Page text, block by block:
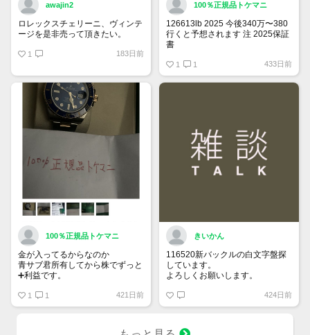
awajin2
ロレックスチェリーニ、ヴィンテ
ージを是非売って頂きたい。
1 183日前
100％正規品トケマニ
126613lb 2025 今後340万〜380
行くと予想されます 注 2025保証
書
2025/ @Watch_Monster_より
1 1 433日前
100％正規品トケマニ
金が入ってるからなのか
青サブ君所有してから株でずっと
➕利益です。
銘柄番号7932 ニッピ
1 1 421日前
きいかん
116520新バックルの白文字盤探
しています。
よろしくお願いします。
424日前